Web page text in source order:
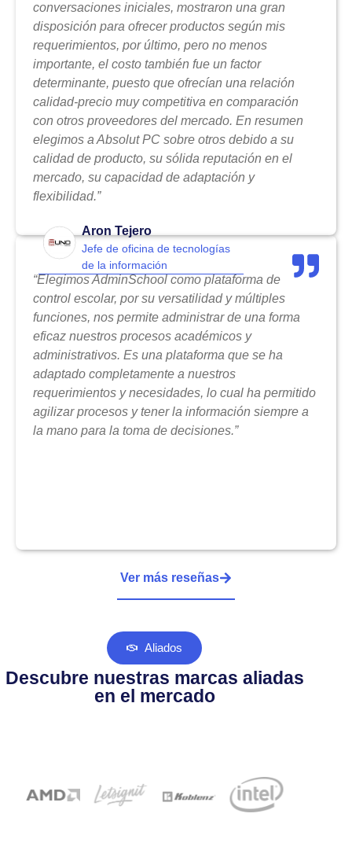
conversaciones iniciales, mostraron una gran
disposición para ofrecer productos según mis
requerimientos, por último, pero no menos
importante, el costo también fue un factor
determinante, puesto que ofrecían una relación
calidad-precio muy competitiva en comparación
con otros proveedores del mercado. En resumen
elegimos a Absolut PC sobre otros debido a su
calidad de producto, su sólida reputación en el
mercado, su capacidad de adaptación y
flexibilidad.”
Aron Tejero
Jefe de oficina de tecnologías
de la información
“Elegimos AdminSchool como plataforma de
control escolar, por su versatilidad y múltiples
funciones, nos permite administrar de una forma
eficaz nuestros procesos académicos y
administrativos. Es una plataforma que se ha
adaptado completamente a nuestros
requerimientos y necesidades, lo cual ha permitido
agilizar procesos y tener la información siempre a
la mano para la toma de decisiones.”
Ver más reseñas
Aliados
Descubre nuestras marcas aliadas
en el mercado